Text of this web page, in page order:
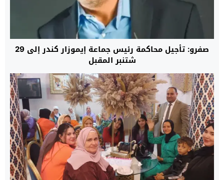
صفرو: تأجيل محاكمة رئيس جماعة إيموزار كندر إلى 29
شتنبر المقبل